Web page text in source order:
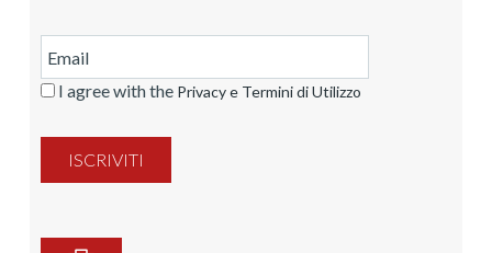
I agree with the Privacy e Termini di Utilizzo